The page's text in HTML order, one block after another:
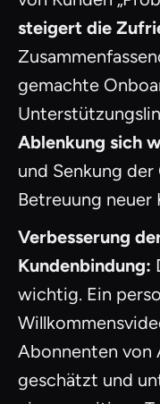
steigert die
gemachte
Ablenkung sich
und Senkung
Betreuung neuer
Verbesserung
Kundenbindung:
wichtig. Ein
Abonnenten von
geschätzt und